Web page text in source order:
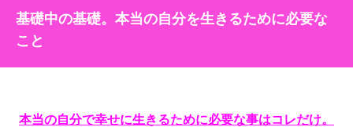
基礎中の基礎。本当の自分を生きるために必要な
こと
本当の自分で幸せに生きるために必要な事はコレだけ。